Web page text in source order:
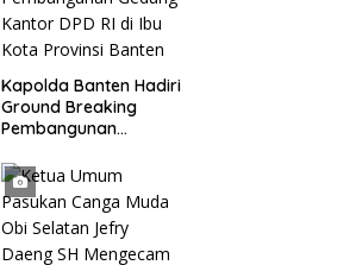
Kapolda Banten Hadiri
Ground Breaking
Pembangunan
di Ibu Kota Provinsi
Banten